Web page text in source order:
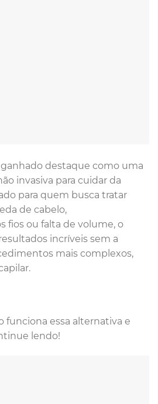
destaque como uma
invasiva para cuidar da
para quem busca tratar
de cabelo,
fios ou falta de volume, o
incríveis sem a
mais complexos,
funciona essa alternativa e
lendo!